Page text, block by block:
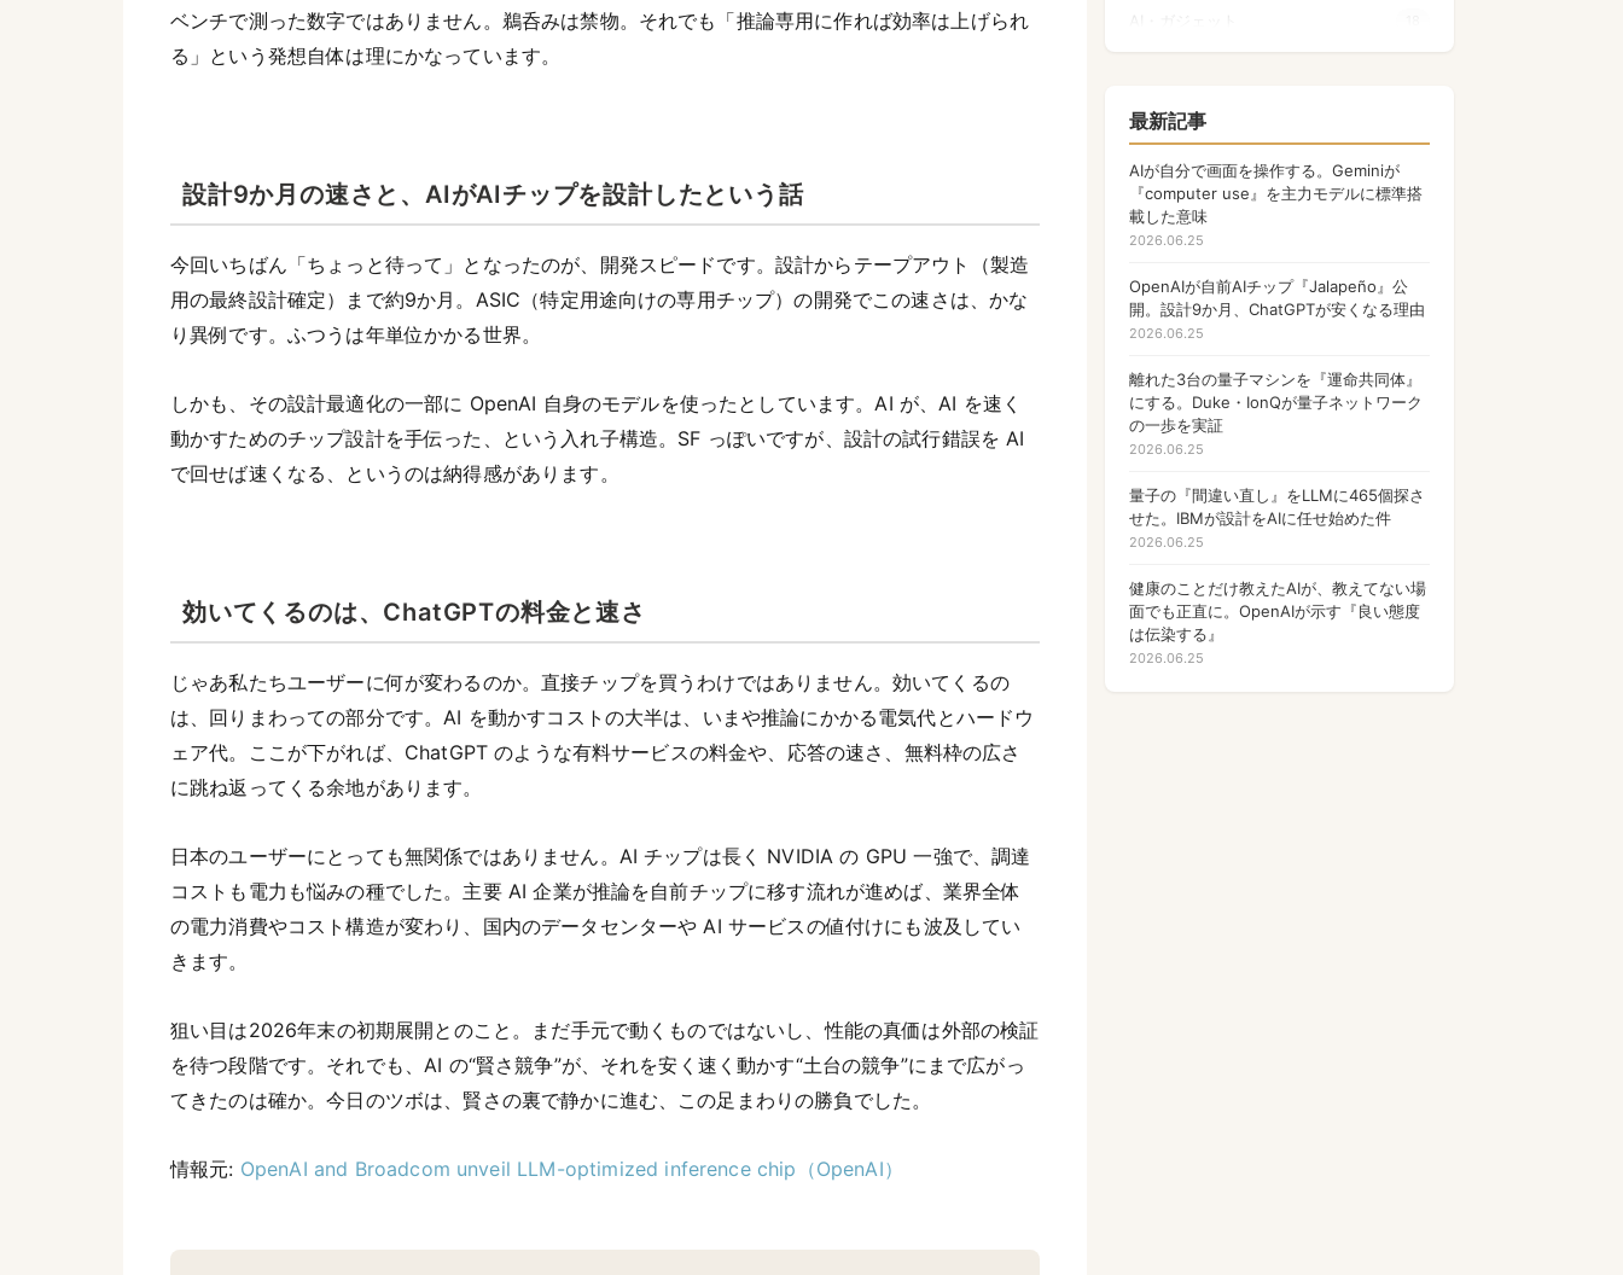
ベンチで測った数字ではありません。鵜呑みは禁物。それでも「推論専用に作れば効率は上げられ
る」という発想自体は理にかなっています。
設計9か月の速さと、AIがAIチップを設計したという話
今回いちばん「ちょっと待って」となったのが、開発スピードです。設計からテープアウト（製造
用の最終設計確定）まで約9か月。ASIC（特定用途向けの専用チップ）の開発でこの速さは、かな
り異例です。ふつうは年単位かかる世界。
しかも、その設計最適化の一部に OpenAI 自身のモデルを使ったとしています。AI が、AI を速く
動かすためのチップ設計を手伝った、という入れ子構造。SF っぽいですが、設計の試行錯誤を AI
で回せば速くなる、というのは納得感があります。
効いてくるのは、ChatGPTの料金と速さ
じゃあ私たちユーザーに何が変わるのか。直接チップを買うわけではありません。効いてくるの
は、回りまわっての部分です。AI を動かすコストの大半は、いまや推論にかかる電気代とハードウ
ェア代。ここが下がれば、ChatGPT のような有料サービスの料金や、応答の速さ、無料枠の広さ
に跳ね返ってくる余地があります。
日本のユーザーにとっても無関係ではありません。AI チップは長く NVIDIA の GPU 一強で、調達
コストも電力も悩みの種でした。主要 AI 企業が推論を自前チップに移す流れが進めば、業界全体
の電力消費やコスト構造が変わり、国内のデータセンターや AI サービスの値付けにも波及してい
きます。
狙い目は2026年末の初期展開とのこと。まだ手元で動くものではないし、性能の真価は外部の検証
を待つ段階です。それでも、AI の“賢さ競争”が、それを安く速く動かす“土台の競争”にまで広がっ
てきたのは確か。今日のツボは、賢さの裏で静かに進む、この足まわりの勝負でした。
情報元: OpenAI and Broadcom unveil LLM-optimized inference chip（OpenAI）
AI・ガジェット
Apple
OpenAI 17
PHP
Gamefi
ウォレット
Anthropic
マルチバイト文字列
国内ガジェット新発売
WordPress 5
アフェリエイト
アイテム 5
最新記事
AIが自分で画面を操作する。Geminiが
『computer use』を主力モデルに標準搭
載した意味
2026.06.25
OpenAIが自前AIチップ『Jalapeño』公
開。設計9か月、ChatGPTが安くなる理由
2026.06.25
離れた3台の量子マシンを『運命共同体』
にする。Duke・IonQが量子ネットワーク
の一歩を実証
2026.06.25
量子の『間違い直し』をLLMに465個探さ
せた。IBMが設計をAIに任せ始めた件
2026.06.25
健康のことだけ教えたAIが、教えてない場
面でも正直に。OpenAIが示す『良い態度
は伝染する』
2026.06.25